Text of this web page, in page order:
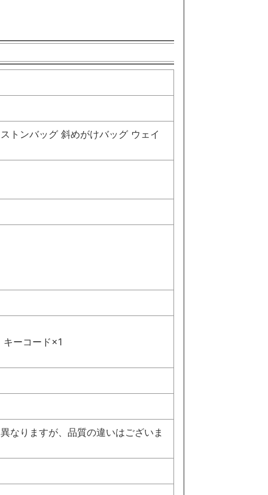
トンバッグ 斜めがけバッグ ウェイ
ーコード×1
なりますが、品質の違いはございま